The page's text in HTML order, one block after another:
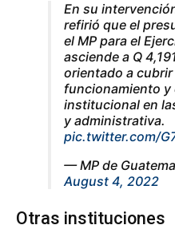
En su
refirió que el
el MP para el
asciende a Q
orientado a
funcionamiento y
institucional en
y administrativa.
pic.twitter.com/
— MP de
August 4, 2022
Otras instituciones